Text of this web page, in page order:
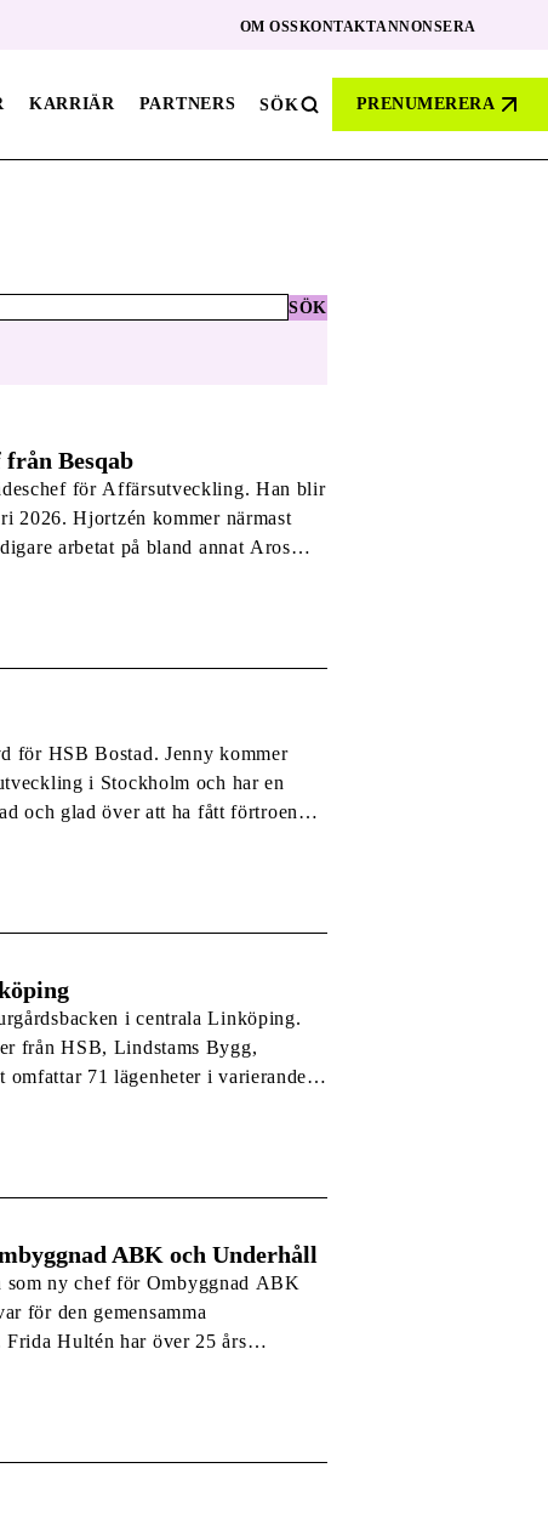
OM OSSKONTAKTANNONSERA
KARRIÄR PARTNERS SÖK PRENUMERERA
SÖK
Besqab
för Affärsutveckling. Han blir
2026. Hjortzén kommer närmast
arbetat på bland annat Aros
för HSB Bostad. Jenny kommer
i Stockholm och har en
och glad över att ha fått förtroendet
i centrala Linköping.
från HSB, Lindstams Bygg,
71 lägenheter i varierande
ABK och Underhåll
ny chef för Ombyggnad ABK
för den gemensamma
Hultén har över 25 års